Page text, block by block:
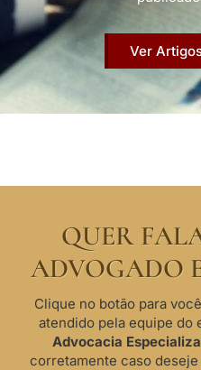
Ver
QUER
ADVOGADO
Clique no botão para
atendido pela equipe do
Advocacia
corretamente caso